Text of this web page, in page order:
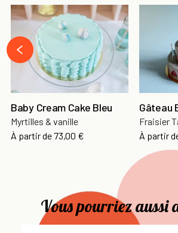
Baby Cream Cake Bleu
Myrtilles & vanille
À partir de 73,00 €
Gâteau
Fraisier
À partir
‹
Vous pourriez aussi